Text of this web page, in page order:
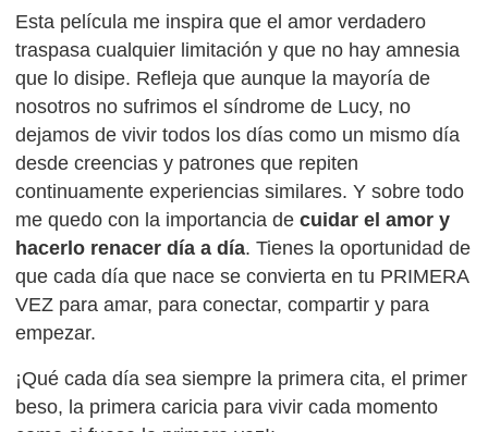
Esta película me inspira que el amor verdadero
traspasa cualquier limitación y que no hay amnesia
que lo disipe. Refleja que aunque la mayoría de
nosotros no sufrimos el síndrome de Lucy, no
dejamos de vivir todos los días como un mismo día
desde creencias y patrones que repiten
continuamente experiencias similares. Y sobre todo
me quedo con la importancia decuidar el amor y
hacerlo renacer día a día. Tienes la oportunidad de
que cada día que nace se convierta en tu PRIMERA
VEZ para amar, para conectar, compartir y para
empezar.
¡Qué cada día sea siempre la primera cita, el primer
beso, la primera caricia para vivir cada momento